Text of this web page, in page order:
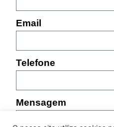
Email
Telefone
Mensagem